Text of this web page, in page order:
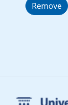
Remove